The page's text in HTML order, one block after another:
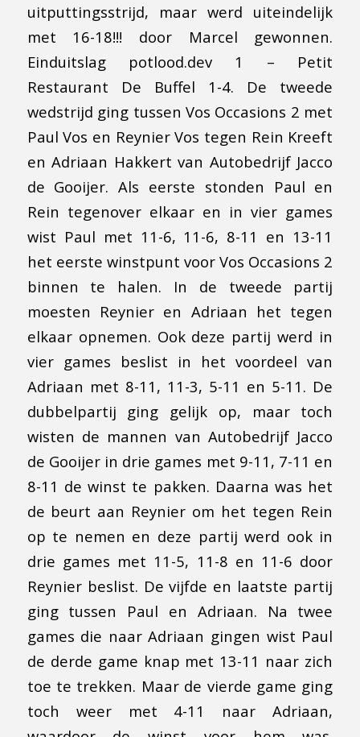
uitputtingsstrijd, maar werd uiteindelijk
met 16-18!!! door Marcel gewonnen.
Einduitslag potlood.dev 1 – Petit
Restaurant De Buffel 1-4. De tweede
wedstrijd ging tussen Vos Occasions 2 met
Paul Vos en Reynier Vos tegen Rein Kreeft
en Adriaan Hakkert van Autobedrijf Jacco
de Gooijer. Als eerste stonden Paul en
Rein tegenover elkaar en in vier games
wist Paul met 11-6, 11-6, 8-11 en 13-11
het eerste winstpunt voor Vos Occasions 2
binnen te halen. In de tweede partij
moesten Reynier en Adriaan het tegen
elkaar opnemen. Ook deze partij werd in
vier games beslist in het voordeel van
Adriaan met 8-11, 11-3, 5-11 en 5-11. De
dubbelpartij ging gelijk op, maar toch
wisten de mannen van Autobedrijf Jacco
de Gooijer in drie games met 9-11, 7-11 en
8-11 de winst te pakken. Daarna was het
de beurt aan Reynier om het tegen Rein
op te nemen en deze partij werd ook in
drie games met 11-5, 11-8 en 11-6 door
Reynier beslist. De vijfde en laatste partij
ging tussen Paul en Adriaan. Na twee
games die naar Adriaan gingen wist Paul
de derde game knap met 13-11 naar zich
toe te trekken. Maar de vierde game ging
toch weer met 4-11 naar Adriaan,